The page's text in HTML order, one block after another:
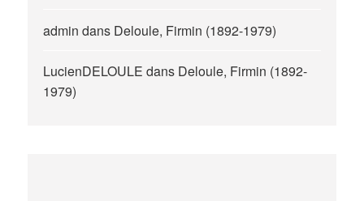
admin dans Deloule, Firmin (1892-1979)
LucienDELOULE dans Deloule, Firmin (1892-
1979)